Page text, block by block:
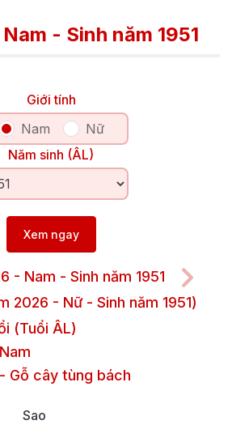
- Sinh năm 1951
Giới tính
Nam
Nữ
Năm sinh (ÂL)
Xem ngay
- Nam - Sinh năm 1951
2026 - Nữ - Sinh năm 1951)
(Tuổi ÂL)
Nam
- Gỗ cây tùng bách
Sao